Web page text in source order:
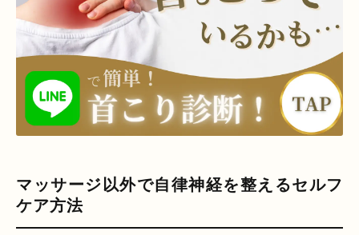
マッサージ以外で自律神経を整えるセルフ
ケア方法